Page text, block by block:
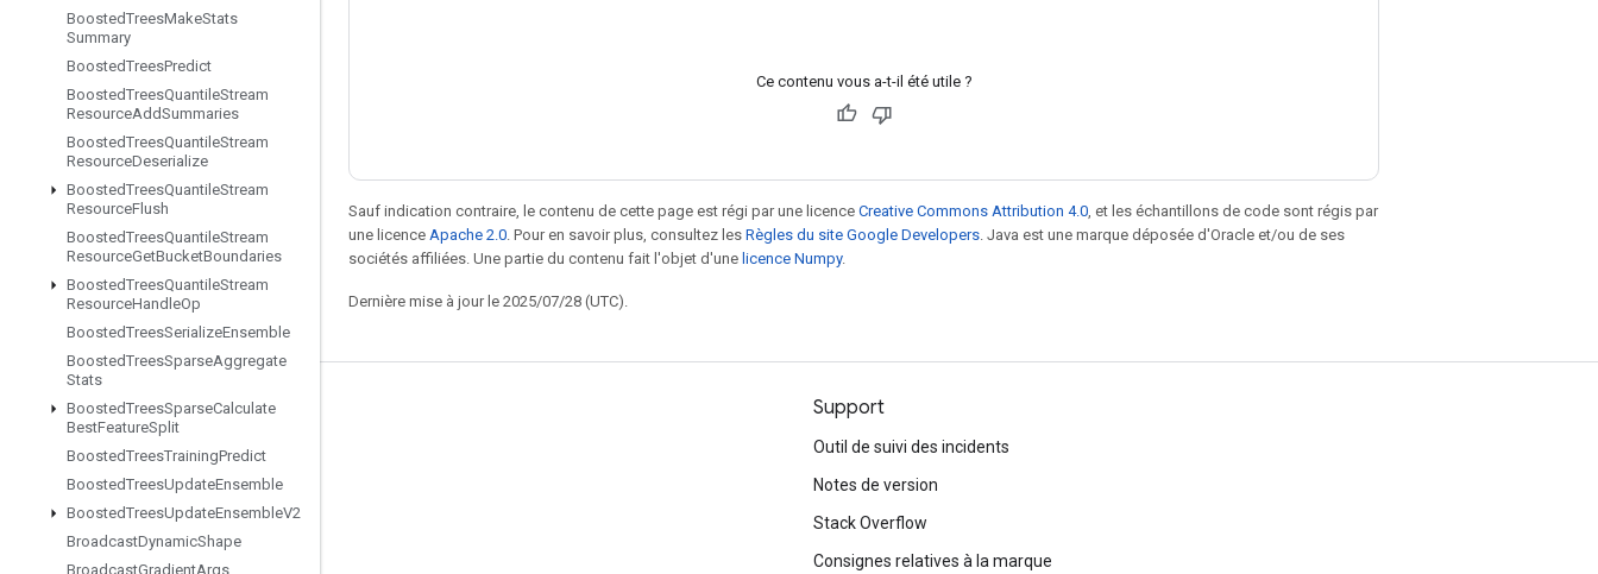
BoostedTreesMakeStats
Summary
BoostedTreesPredict
BoostedTreesQuantileStream
ResourceAddSummaries
BoostedTreesQuantileStream
ResourceDeserialize
BoostedTreesQuantileStream
ResourceFlush
BoostedTreesQuantileStream
ResourceGetBucketBoundaries
BoostedTreesQuantileStream
ResourceHandleOp
BoostedTreesSerializeEnsemble
BoostedTreesSparseAggregate
Stats
BoostedTreesSparseCalculate
BestFeatureSplit
BoostedTreesTrainingPredict
BoostedTreesUpdateEnsemble
BoostedTreesUpdateEnsembleV2
BroadcastDynamicShape
BroadcastGradientArgs
Ce contenu vous a-t-il été utile ?
Sauf indication contraire, le contenu de cette page est régi par une licence Creative Commons Attribution 4.0 , et les échantillons de code sont régis par
une licence Apache 2.0 . Pour en savoir plus, consultez les Règles du site Google Developers . Java est une marque déposée d'Oracle et/ou de ses
sociétés affiliées. Une partie du contenu fait l'objet d'une licence Numpy.
Dernière mise à jour le 2025/07/28 (UTC).
Rester connecté
Forum
GitHub
Twitter
Support
Outil de suivi des incidents
Notes de version
Stack Overflow
Consignes relatives à la marque